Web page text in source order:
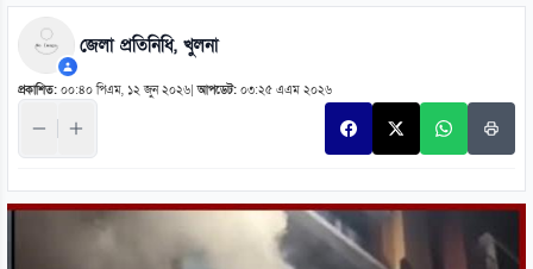
জেলা প্রতিনিধি, খুলনা
প্রকাশিত: ০০:৪০ পিএম, ১২ জুন ২০২৬ |আপডেট: ০৩:২৫ এএম ২০২৬